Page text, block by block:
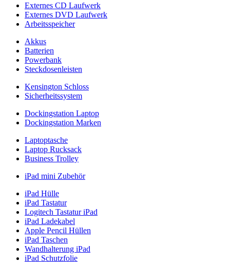
Externes CD Laufwerk
Externes DVD Laufwerk
Arbeitsspeicher
Akkus
Batterien
Powerbank
Steckdosenleisten
Kensington Schloss
Sicherheitssystem
Dockingstation Laptop
Dockingstation Marken
Laptoptasche
Laptop Rucksack
Business Trolley
iPad mini Zubehör
iPad Hülle
iPad Tastatur
Logitech Tastatur iPad
iPad Ladekabel
Apple Pencil Hüllen
iPad Taschen
Wandhalterung iPad
iPad Schutzfolie